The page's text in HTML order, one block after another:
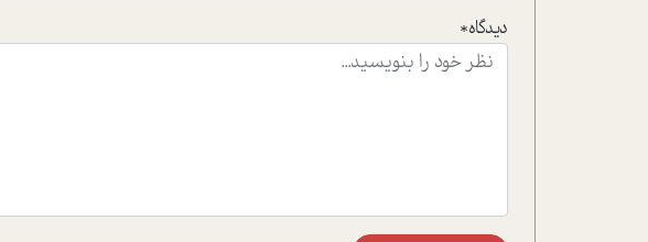
دیدگاه*